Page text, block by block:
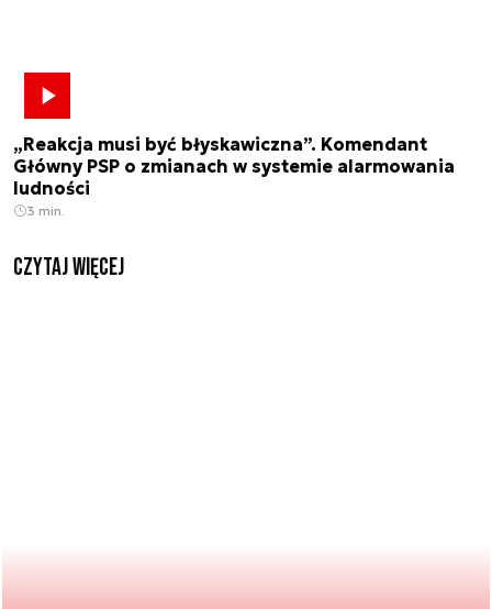
„Reakcja musi być błyskawiczna”. Komendant
Główny PSP o zmianach w systemie alarmowania
ludności
3 min.
czytaj więcej